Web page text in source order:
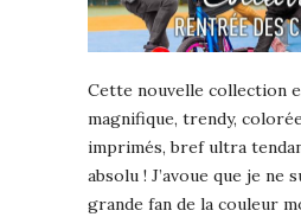
Cette nouvelle collection
magnifique, trendy,
imprimés, bref ultra
absolu ! J’avoue que je ne
grande fan de la couleur